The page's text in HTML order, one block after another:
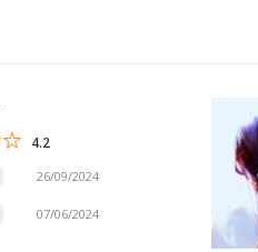
4.2
26/09/2024
07/06/2024